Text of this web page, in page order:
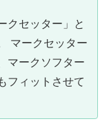
クセッター」と
マークセッター
マークソフター
フィットさせて